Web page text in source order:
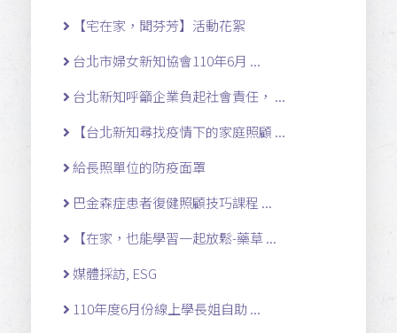
【宅在家，聞芬芳】活動花絮
台北市婦女新知協會110年6月 ...
台北新知呼籲企業負起社會責任， ...
【台北新知尋找疫情下的家庭照顧 ...
給長照單位的防疫面罩
巴金森症患者復健照顧技巧課程 ...
【在家，也能學習一起放鬆-藥草 ...
媒體採訪, ESG
110年度6月份線上學長姐自助 ...